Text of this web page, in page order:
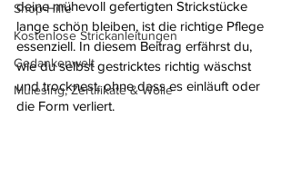
Shop-Hilfe
Kostenlose Strickanleitungen
Gedankenwelt
Mulesing, Zertifikate & Wolle
deine mühevoll gefertigten Strickstücke
lange schön bleiben, ist die richtige Pflege
essenziell. In diesem Beitrag erfährst du,
wie du selbst gestricktes richtig wäschst
und trocknest, ohne dass es einläuft oder
die Form verliert.